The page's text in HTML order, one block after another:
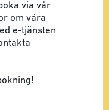
via vår
om våra
e-tjänsten